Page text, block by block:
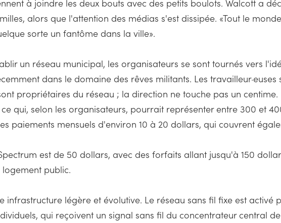
à joindre les deux bouts avec des petits boulots. Walcott a
alors que l'attention des médias s'est dissipée. «Tout le
sorte un fantôme dans la ville».
un réseau municipal, les organisateurs se sont tournés vers
dans le domaine des rêves militants. Les
propriétaires du réseau ; la direction ne touche pas un centime.
qui, selon les organisateurs, pourrait représenter entre 300 et
paiements mensuels d'environ 10 à 20 dollars, qui couvrent
est de 50 dollars, avec des forfaits allant jusqu'à 150
public.
légère et évolutive. Le réseau sans fil fixe est activé
qui reçoivent un signal sans fil du concentrateur central